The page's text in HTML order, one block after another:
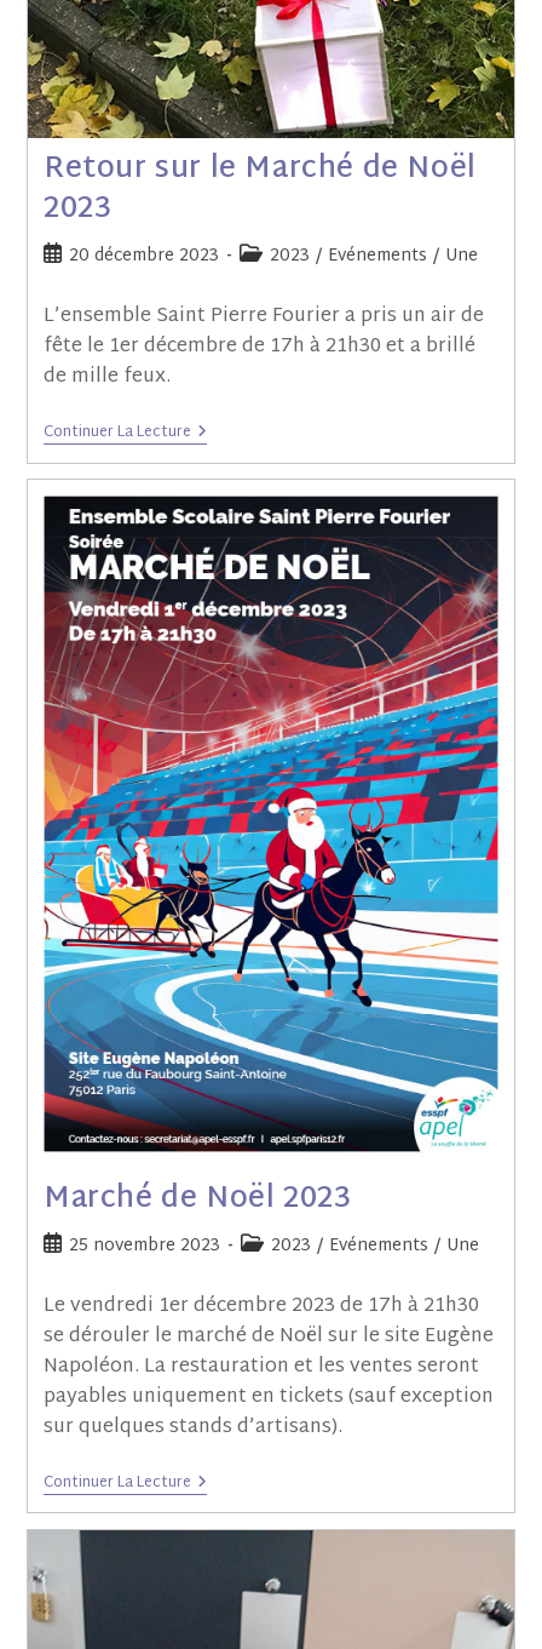
Retour sur le Marché de Noël
2023
20 décembre 2023 2023 / Evénements / Une
L’ensemble Saint Pierre Fourier a pris un air de
fête le 1er décembre de 17h à 21h30 et a brillé
de mille feux.
Continuer La Lecture
Marché de Noël 2023
25 novembre 2023 2023 / Evénements / Une
Le vendredi 1er décembre 2023 de 17h à 21h30
se dérouler le marché de Noël sur le site Eugène
Napoléon. La restauration et les ventes seront
payables uniquement en tickets (sauf exception
sur quelques stands d’artisans).
Continuer La Lecture